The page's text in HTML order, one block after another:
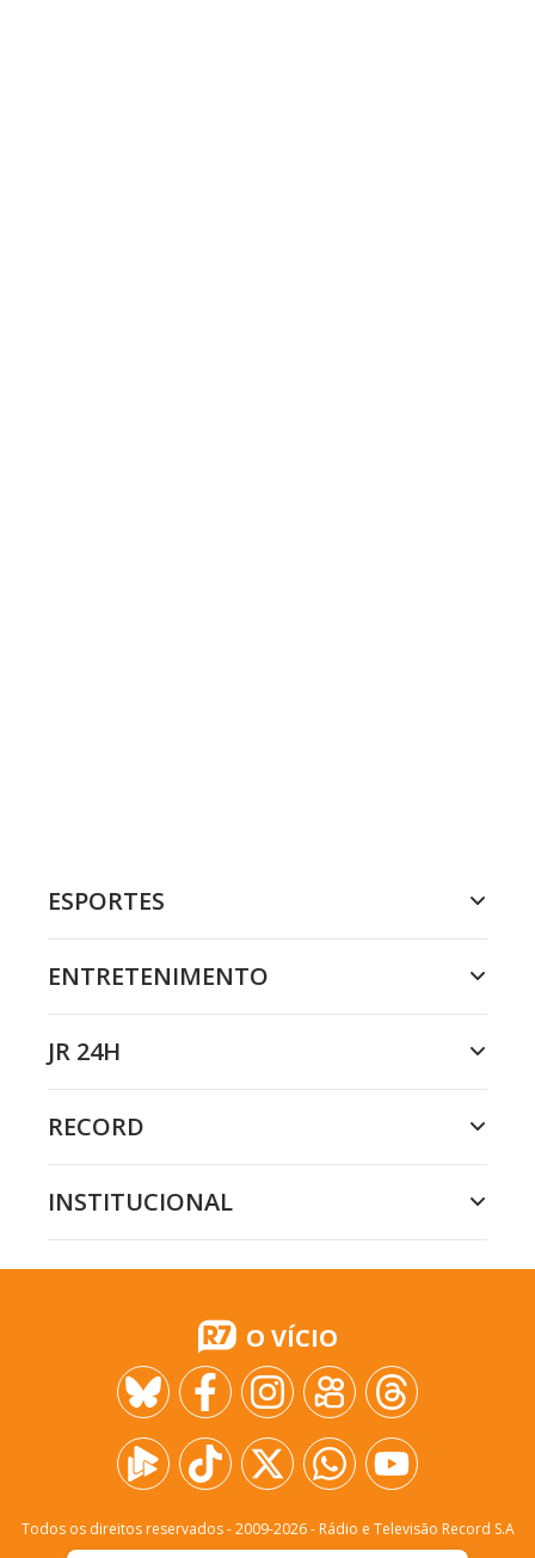
ESPORTES
ENTRETENIMENTO
JR 24H
RECORD
INSTITUCIONAL
O VÍCIO
Todos os direitos reservados - 2009-2026- Rádio e Televisão Record S.A